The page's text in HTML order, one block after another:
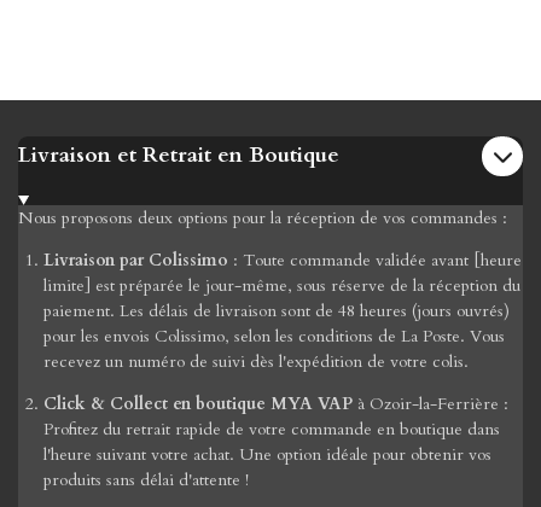
Livraison et Retrait en Boutique
Nous proposons deux options pour la réception de vos commandes :
Livraison par Colissimo : Toute commande validée avant [heure
limite] est préparée le jour-même, sous réserve de la réception du
paiement. Les délais de livraison sont de 48 heures (jours ouvrés)
pour les envois Colissimo, selon les conditions de La Poste. Vous
recevez un numéro de suivi dès l'expédition de votre colis.
Click & Collect en boutique MYA VAP à Ozoir-la-Ferrière :
Profitez du retrait rapide de votre commande en boutique dans
l'heure suivant votre achat. Une option idéale pour obtenir vos
produits sans délai d'attente !